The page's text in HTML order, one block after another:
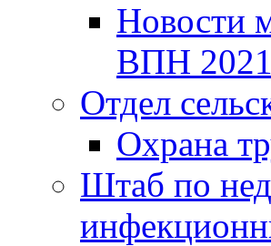
Новости
ВПН 2021
Отдел
Охрана
Штаб по